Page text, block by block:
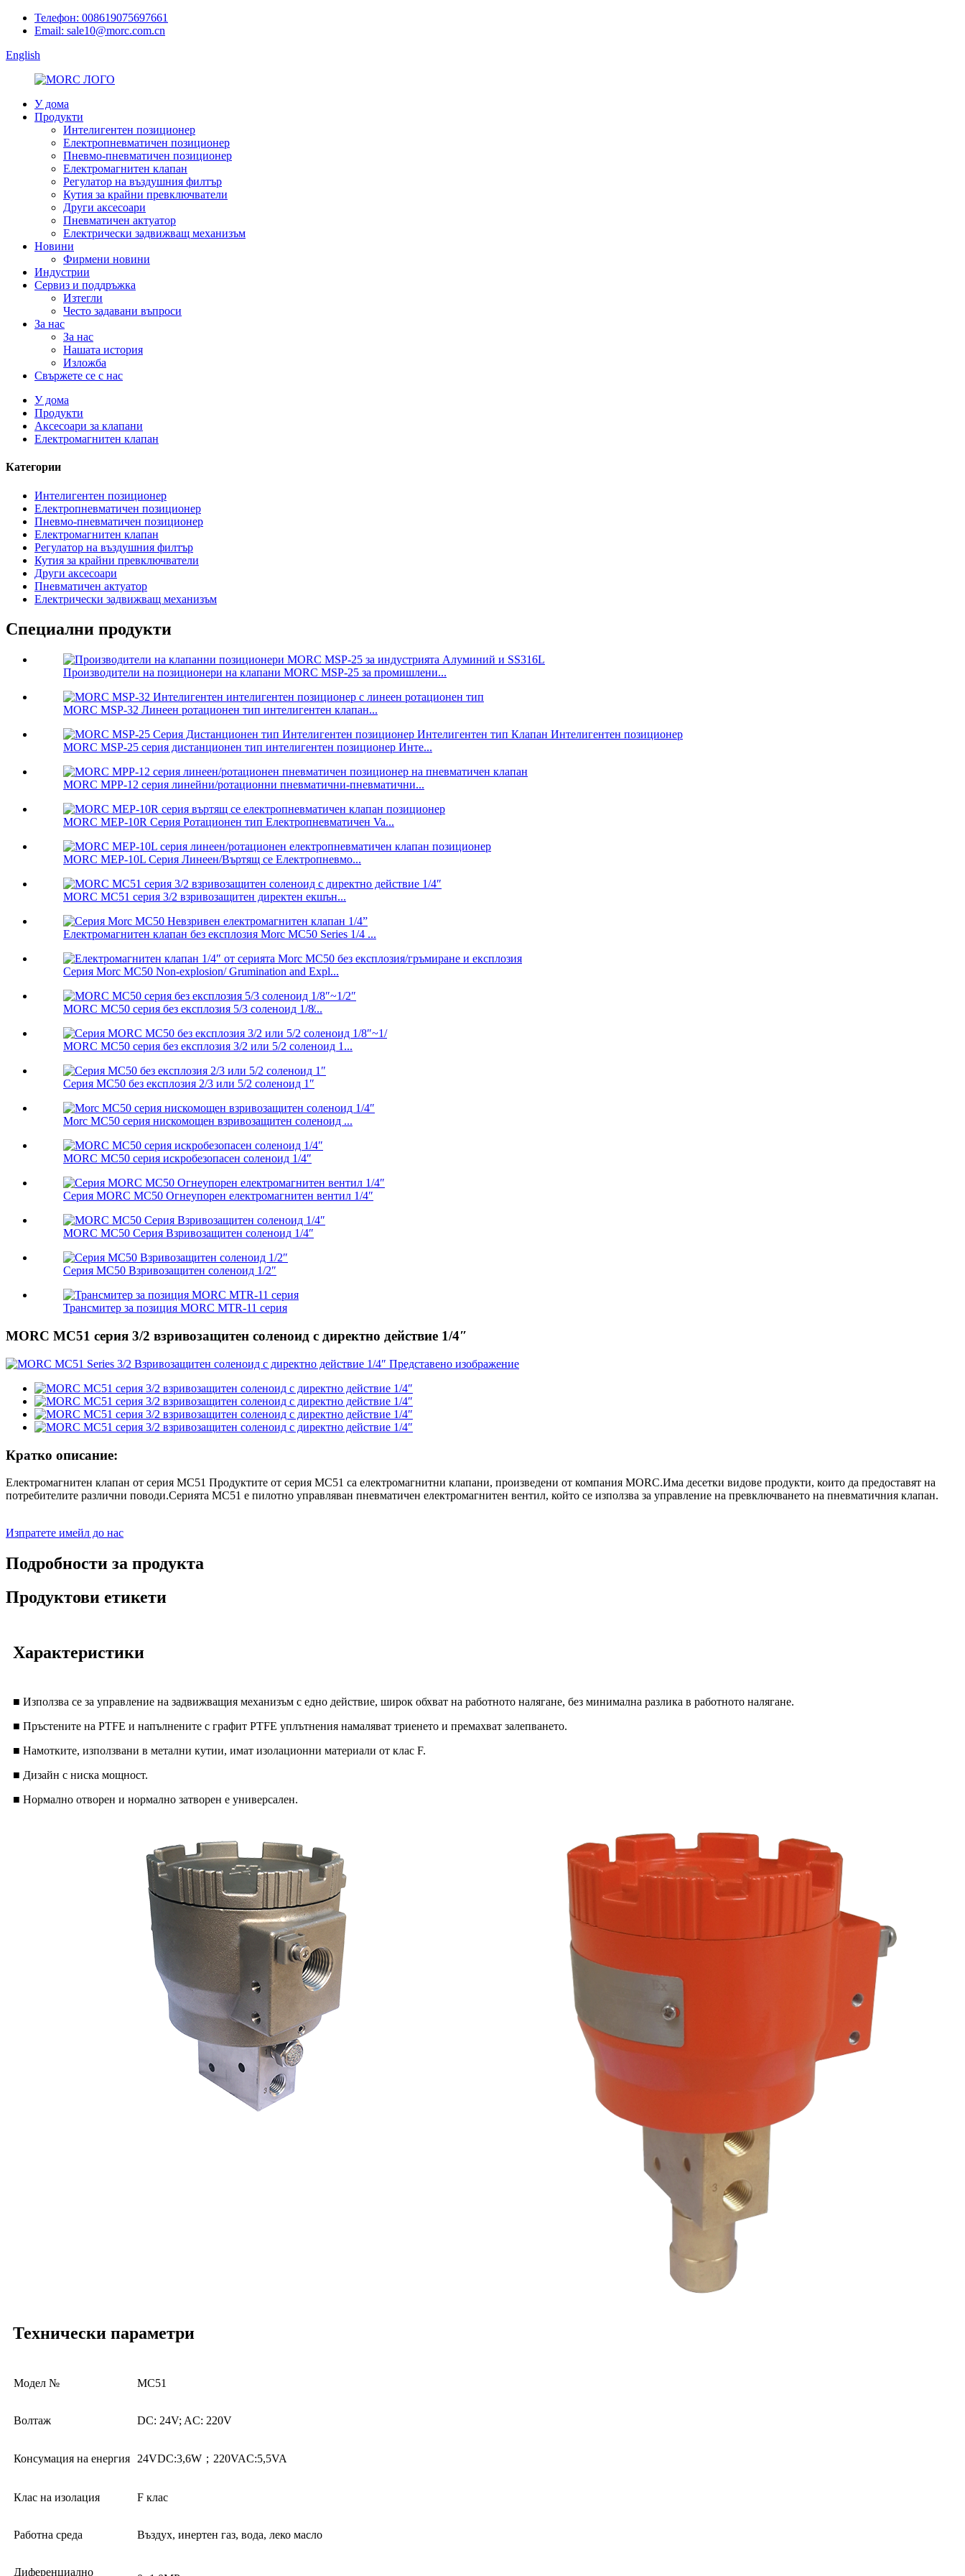
Телефон: 008619075697661
Email: sale10@morc.com.cn
English
У дома
Продукти
Интелигентен позиционер
Електропневматичен позиционер
Пневмо-пневматичен позиционер
Електромагнитен клапан
Регулатор на въздушния филтър
Кутия за крайни превключватели
Други аксесоари
Пневматичен актуатор
Електрически задвижващ механизъм
Новини
Фирмени новини
Индустрии
Сервиз и поддръжка
Изтегли
Често задавани въпроси
За нас
За нас
Нашата история
Изложба
Свържете се с нас
У дома
Продукти
Аксесоари за клапани
Електромагнитен клапан
Категории
Интелигентен позиционер
Електропневматичен позиционер
Пневмо-пневматичен позиционер
Електромагнитен клапан
Регулатор на въздушния филтър
Кутия за крайни превключватели
Други аксесоари
Пневматичен актуатор
Електрически задвижващ механизъм
Специални продукти
Производители на позиционери на клапани MORC MSP-25 за промишлени...
MORC MSP-32 Линеен ротационен тип интелигентен клапан...
MORC MSP-25 серия дистанционен тип интелигентен позиционер Инте...
MORC MPP-12 серия линейни/ротационни пневматични-пневматични...
MORC MEP-10R Серия Ротационен тип Електропневматичен Va...
MORC MEP-10L Серия Линеен/Въртящ се Електропневмо...
MORC MC51 серия 3/2 взривозащитен директен екшън...
Електромагнитен клапан без експлозия Morc MC50 Series 1/4 ...
Серия Morc MC50 Non-explosion/ Grumination and Expl...
MORC MC50 серия без експлозия 5/3 соленоид 1/8̸...
MORC MC50 серия без експлозия 3/2 или 5/2 соленоид 1...
Серия MC50 без експлозия 2/3 или 5/2 соленоид 1″
Morc MC50 серия нискомощен взривозащитен соленоид ...
MORC MC50 серия искробезопасен соленоид 1/4″
Серия MORC MC50 Огнеупорен електромагнитен вентил 1/4″
MORC MC50 Серия Взривозащитен соленоид 1/4″
Серия MC50 Взривозащитен соленоид 1/2″
Трансмитер за позиция MORC MTR-11 серия
MORC MC51 серия 3/2 взривозащитен соленоид с директно действие 1/4″
Кратко описание:
Електромагнитен клапан от серия MC51 Продуктите от серия MC51 са електромагнитни клапани, произведени от компания MORC.Има десетки видове продукти, които да предоставят на
потребителите различни поводи.Серията MC51 е пилотно управляван пневматичен електромагнитен вентил, който се използва за управление на превключването на пневматичния клапан.
Изпратете имейл до нас
Подробности за продукта
Продуктови етикети
Характеристики
■ Използва се за управление на задвижващия механизъм с едно действие, широк обхват на работното налягане, без минимална разлика в работното налягане.
■ Пръстените на PTFE и напълнените с графит PTFE уплътнения намаляват триенето и премахват залепването.
■ Намотките, използвани в метални кутии, имат изолационни материали от клас F.
■ Дизайн с ниска мощност.
■ Нормално отворен и нормално затворен е универсален.
Технически параметри
Модел № MC51
Волтаж DC: 24V; AC: 220V
Консумация на енергия 24VDC:3,6W；220VAC:5,5VA
Клас на изолация F клас
Работна среда Въздух, инертен газ, вода, леко масло
Диференциално